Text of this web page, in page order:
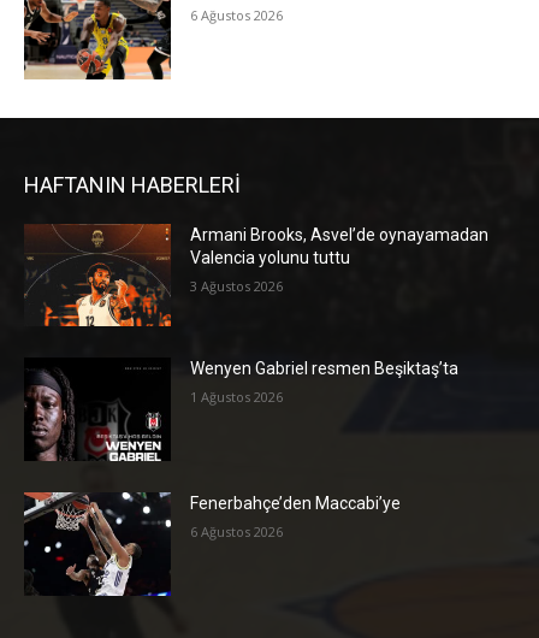
6 Ağustos 2026
HAFTANIN HABERLERİ
Armani Brooks, Asvel’de oynayamadan
Valencia yolunu tuttu
3 Ağustos 2026
Wenyen Gabriel resmen Beşiktaş’ta
1 Ağustos 2026
Fenerbahçe’den Maccabi’ye
6 Ağustos 2026